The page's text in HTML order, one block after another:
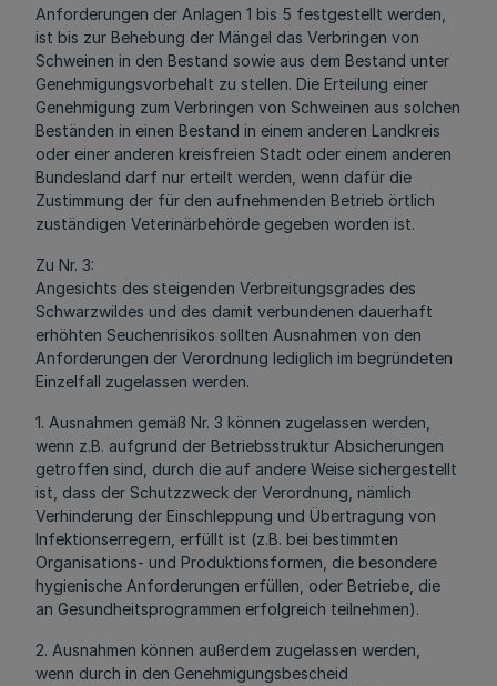
Anforderungen der Anlagen 1 bis 5 festgestellt werden,
ist bis zur Behebung der Mängel das Verbringen von
Schweinen in den Bestand sowie aus dem Bestand unter
Genehmigungsvorbehalt zu stellen. Die Erteilung einer
Genehmigung zum Verbringen von Schweinen aus solchen
Beständen in einen Bestand in einem anderen Landkreis
oder einer anderen kreisfreien Stadt oder einem anderen
Bundesland darf nur erteilt werden, wenn dafür die
Zustimmung der für den aufnehmenden Betrieb örtlich
zuständigen Veterinärbehörde gegeben worden ist.
Zu Nr. 3:
Angesichts des steigenden Verbreitungsgrades des
Schwarzwildes und des damit verbundenen dauerhaft
erhöhten Seuchenrisikos sollten Ausnahmen von den
Anforderungen der Verordnung lediglich im begründeten
Einzelfall zugelassen werden.
1. Ausnahmen gemäß Nr. 3 können zugelassen werden,
wenn z.B. aufgrund der Betriebsstruktur Absicherungen
getroffen sind, durch die auf andere Weise sichergestellt
ist, dass der Schutzzweck der Verordnung, nämlich
Verhinderung der Einschleppung und Übertragung von
Infektionserregern, erfüllt ist (z.B. bei bestimmten
Organisations- und Produktionsformen, die besondere
hygienische Anforderungen erfüllen, oder Betriebe, die
an Gesundheitsprogrammen erfolgreich teilnehmen).
2. Ausnahmen können außerdem zugelassen werden,
wenn durch in den Genehmigungsbescheid